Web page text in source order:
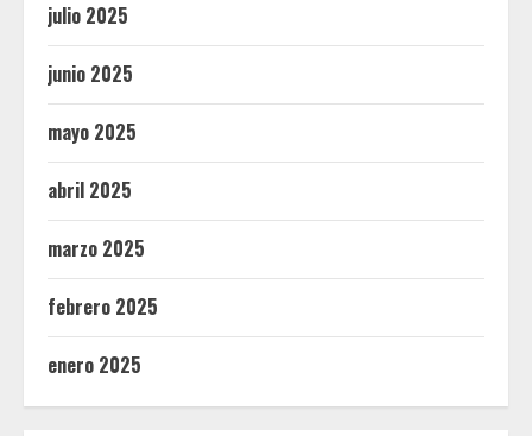
julio 2025
junio 2025
mayo 2025
abril 2025
marzo 2025
febrero 2025
enero 2025